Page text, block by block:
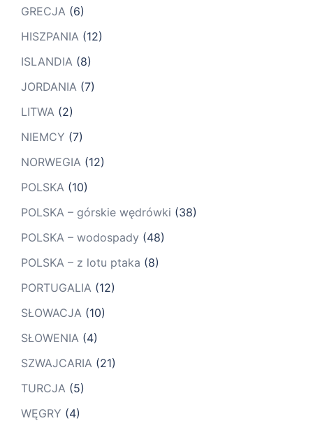
GRECJA (6)
HISZPANIA (12)
ISLANDIA (8)
JORDANIA (7)
LITWA (2)
NIEMCY (7)
NORWEGIA (12)
POLSKA (10)
POLSKA – górskie wędrówki (38)
POLSKA – wodospady (48)
POLSKA – z lotu ptaka (8)
PORTUGALIA (12)
SŁOWACJA (10)
SŁOWENIA (4)
SZWAJCARIA (21)
TURCJA (5)
WĘGRY (4)